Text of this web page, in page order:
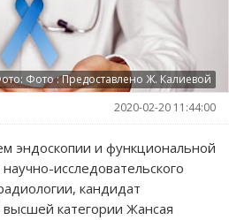
Фото : Предоставлено Ж. Калиевой
2020-02-20 11:44:00
эндоскопии и функциональной
исследовательского
кандидат
категории Жансая